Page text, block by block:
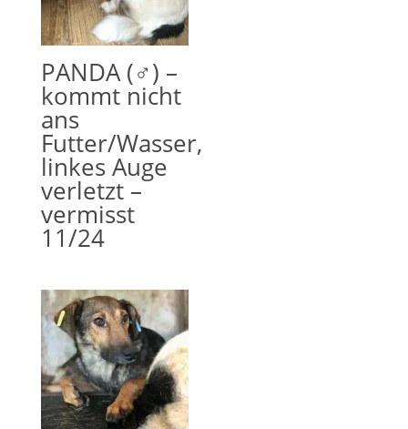
PANDA (♂) –
kommt nicht
ans
Futter/Wasser,
linkes Auge
verletzt –
vermisst
11/24